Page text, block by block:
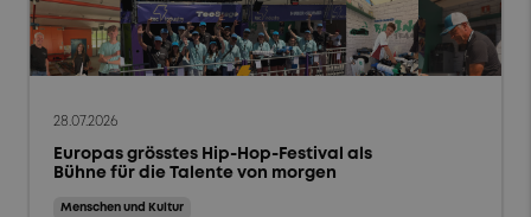
Luft- und Raumfahrt
Wehrtechnik
Allgemeine Industrie
Hochleistungs-
28.07.2026
Europas grösstes Hip-Hop-Festival als
Bühne für die Talente von morgen
Menschen und Kultur